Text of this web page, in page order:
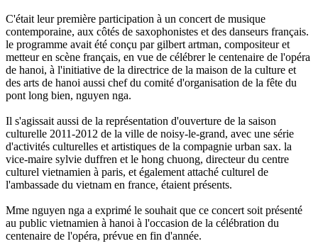
C'était leur première participation à un concert de musique
contemporaine, aux côtés de saxophonistes et des danseurs français.
le programme avait été conçu par gilbert artman, compositeur et
metteur en scène français, en vue de célébrer le centenaire de l'opéra
de hanoi, à l'initiative de la directrice de la maison de la culture et
des arts de hanoi aussi chef du comité d'organisation de la fête du
pont long bien, nguyen nga.
Il s'agissait aussi de la représentation d'ouverture de la saison
culturelle 2011-2012 de la ville de noisy-le-grand, avec une série
d'activités culturelles et artistiques de la compagnie urban sax. la
vice-maire sylvie duffren et le hong chuong, directeur du centre
culturel vietnamien à paris, et également attaché culturel de
l'ambassade du vietnam en france, étaient présents.
Mme nguyen nga a exprimé le souhait que ce concert soit présenté
au public vietnamien à hanoi à l'occasion de la célébration du
centenaire de l'opéra, prévue en fin d'année.